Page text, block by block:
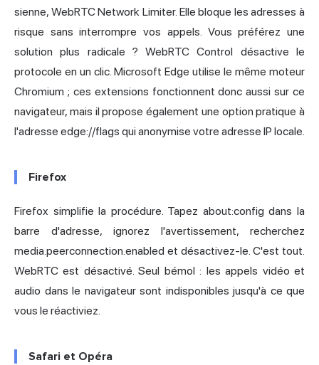
sienne, WebRTC Network Limiter. Elle bloque les adresses à
risque sans interrompre vos appels. Vous préférez une
solution plus radicale ? WebRTC Control désactive le
protocole en un clic. Microsoft Edge utilise le même moteur
Chromium ; ces extensions fonctionnent donc aussi sur ce
navigateur, mais il propose également une option pratique à
l'adresse edge://flags qui anonymise votre adresse IP locale.
Firefox
Firefox simplifie la procédure. Tapez about:config dans la
barre d'adresse, ignorez l'avertissement, recherchez
media.peerconnection.enabled et désactivez-le. C'est tout.
WebRTC est désactivé. Seul bémol : les appels vidéo et
audio dans le navigateur sont indisponibles jusqu'à ce que
vous le réactiviez.
Safari et Opéra